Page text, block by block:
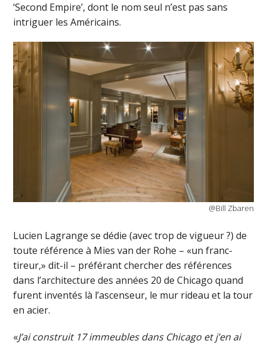
‘Second Empire’, dont le nom seul n’est pas sans
intriguer les Américains.
@Bill Zbaren
Lucien Lagrange se dédie (avec trop de vigueur ?) de
toute référence à Mies van der Rohe – «un franc-
tireur,» dit-il – préférant chercher des références
dans l’architecture des années 20 de Chicago quand
furent inventés là l’ascenseur, le mur rideau et la tour
en acier.
«J’ai construit 17 immeubles dans Chicago et j’en ai